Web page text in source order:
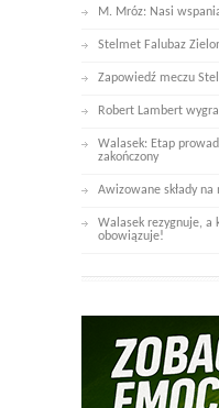
M. Mróz: Nasi
Stelmet Falubaz
Zapowiedź meczu
Robert Lambert
Walasek: Etap
zakończony
Awizowane składy na
Walasek rezygnuje, a
obowiązuje!